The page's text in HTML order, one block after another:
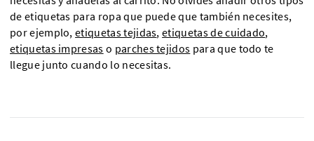
de etiquetas para ropa que puede que también necesites,
por ejemplo,etiquetas tejidas,etiquetas de cuidado,
etiquetas impresas o parches tejidos para que todo te
llegue junto cuando lo necesitas.